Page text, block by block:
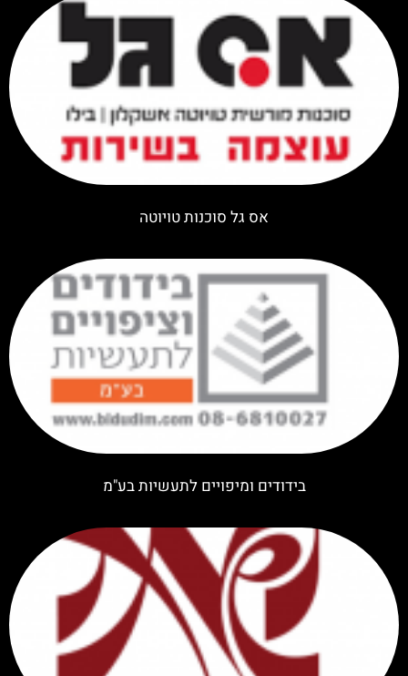
אס גל סוכנות טויוטה
בידודים ומיפויים לתעשיות בע"מ